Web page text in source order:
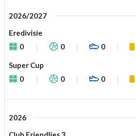
2026/2027
Eredivisie
0
0 0
Super Cup
0
0 0
2026